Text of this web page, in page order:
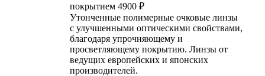
покрытием 4900 ₽
Утонченные полимерные очковые линзы
с улучшенными оптическими свойствами,
благодаря упрочняющему и
просветляющему покрытию. Линзы от
ведущих европейских и японских
производителей.